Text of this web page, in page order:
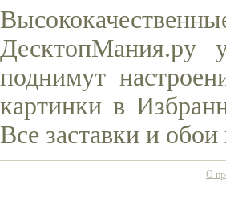
ДесктопМания.ру
поднимут
картинки в
Все заставки и
О